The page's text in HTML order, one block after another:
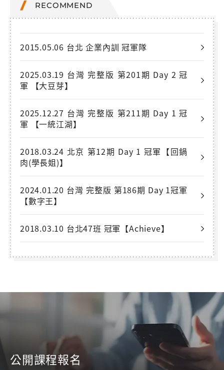
RECOMMEND
2015.05.06 台北 企業內訓 冠軍隊
2025.03.19 台灣 完整版 第201期 Day 2 冠
軍 【大豆芽】
2025.12.27 台灣 完整版 第211期 Day 1 冠
軍 【一統江湖】
2018.03.24 北京 第12期 Day 1 冠軍【回鍋
肉(學長姐)】
2024.01.20 台灣 完整版 第186期 Day 1冠軍
【數字王】
2018.03.10 台北47班 冠軍【Achieve】
公開課程報名